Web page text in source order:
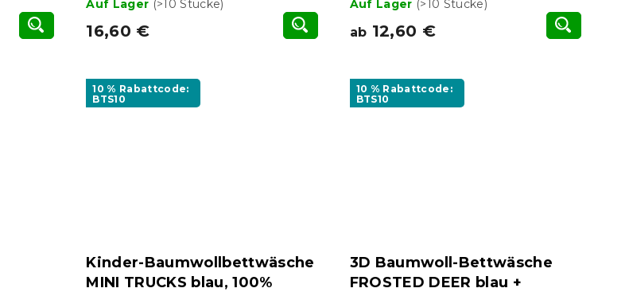
Auf Lager (>10 Stücke)
16,60 €
Auf Lager (>10 Stücke)
ab 12,60 €
10 % Rabattcode:
BTS10
Kinder-Baumwollbettwäsche
MINI TRUCKS blau, 100%
10 % Rabattcode:
BTS10
3D Baumwoll-Bettwäsche
FROSTED DEER blau +